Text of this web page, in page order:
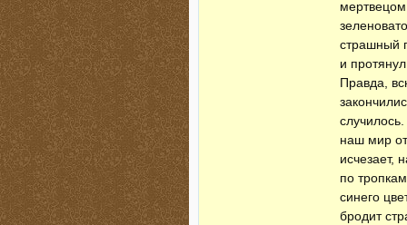
страшный
и
Правда,
наш мир от
исчезает,
по
синего
бродит